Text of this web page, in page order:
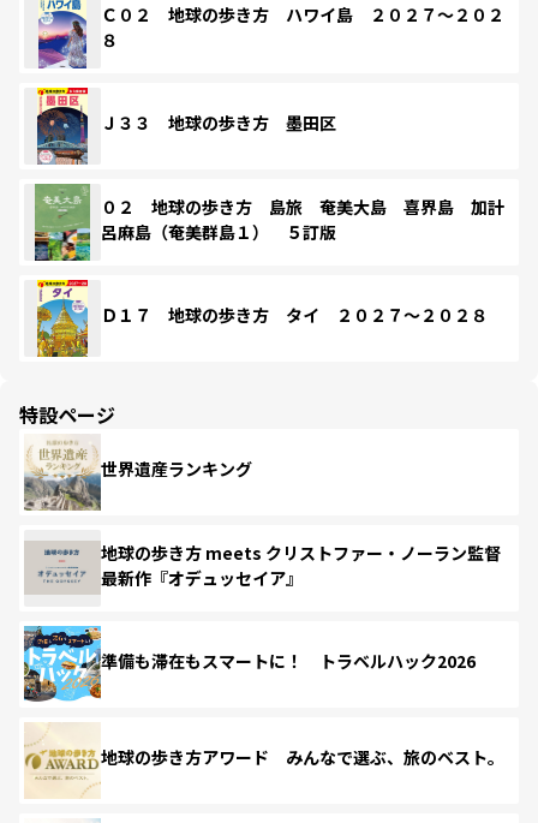
Ｃ０２ 地球の歩き方 ハワイ島 ２０２７～２０２
８
Ｊ３３ 地球の歩き方 墨田区
０２ 地球の歩き方 島旅 奄美大島 喜界島 加計
呂麻島（奄美群島１） ５訂版
Ｄ１７ 地球の歩き方 タイ ２０２７～２０２８
特設ページ
世界遺産ランキング
地球の歩き方 meets クリストファー・ノーラン監督
最新作『オデュッセイア』
準備も滞在もスマートに！ トラベルハック2026
地球の歩き方アワード みんなで選ぶ、旅のベスト。